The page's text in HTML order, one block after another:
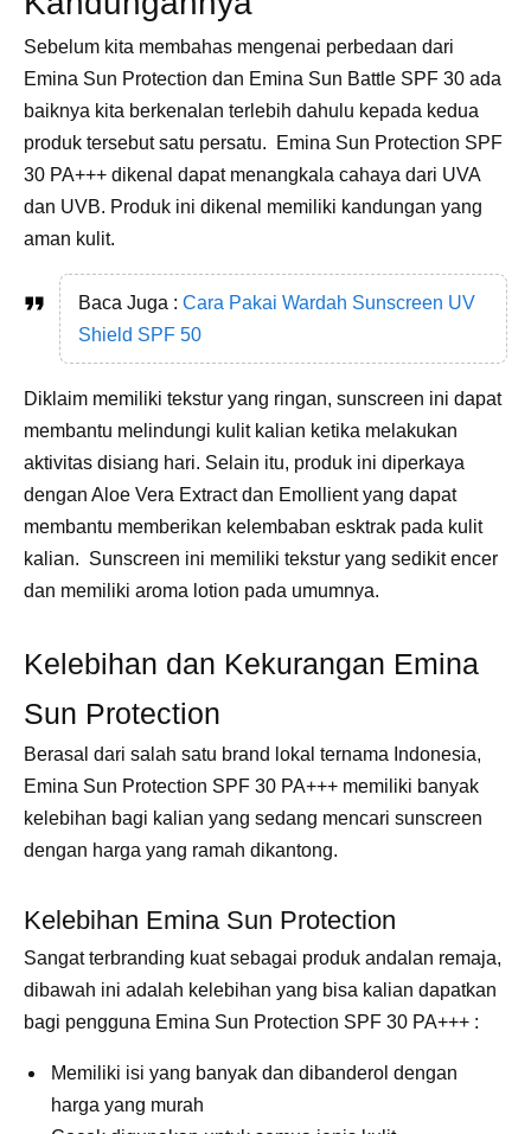
Sebelum kita membahas mengenai perbedaan dari
Emina Sun Protection dan Emina Sun Battle SPF 30 ada
baiknya kita berkenalan terlebih dahulu kepada kedua
produk tersebut satu persatu. Emina Sun Protection SPF
30 PA+++ dikenal dapat menangkala cahaya dari UVA
dan UVB. Produk ini dikenal memiliki kandungan yang
aman kulit.
Baca Juga : Cara Pakai Wardah Sunscreen UV
Shield SPF 50
Diklaim memiliki tekstur yang ringan, sunscreen ini dapat
membantu melindungi kulit kalian ketika melakukan
aktivitas disiang hari. Selain itu, produk ini diperkaya
dengan Aloe Vera Extract dan Emollient yang dapat
membantu memberikan kelembaban esktrak pada kulit
kalian. Sunscreen ini memiliki tekstur yang sedikit encer
dan memiliki aroma lotion pada umumnya.
Kelebihan dan Kekurangan Emina
Sun Protection
Berasal dari salah satu brand lokal ternama Indonesia,
Emina Sun Protection SPF 30 PA+++ memiliki banyak
kelebihan bagi kalian yang sedang mencari sunscreen
dengan harga yang ramah dikantong.
Kelebihan Emina Sun Protection
Sangat terbranding kuat sebagai produk andalan remaja,
dibawah ini adalah kelebihan yang bisa kalian dapatkan
bagi pengguna Emina Sun Protection SPF 30 PA+++ :
Memiliki isi yang banyak dan dibanderol dengan
harga yang murah